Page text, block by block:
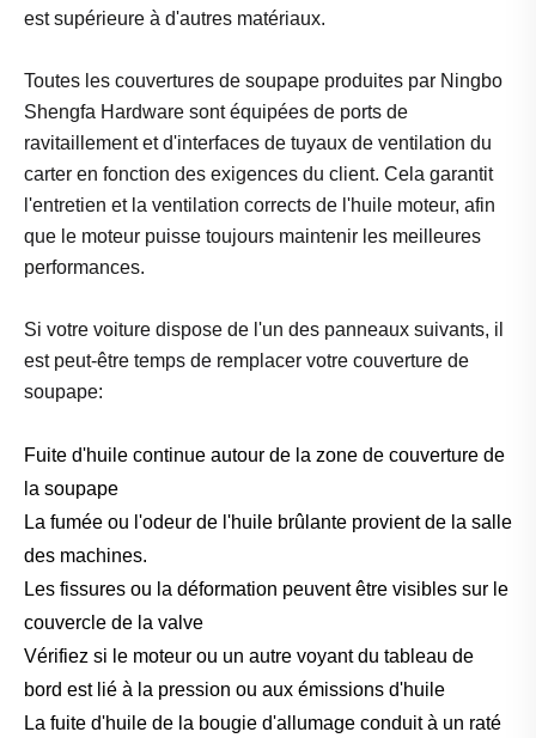
est supérieure à d'autres matériaux.
Toutes les couvertures de soupape produites par Ningbo
Shengfa Hardware sont équipées de ports de
ravitaillement et d'interfaces de tuyaux de ventilation du
carter en fonction des exigences du client. Cela garantit
l'entretien et la ventilation corrects de l'huile moteur, afin
que le moteur puisse toujours maintenir les meilleures
performances.
Si votre voiture dispose de l'un des panneaux suivants, il
est peut-être temps de remplacer votre couverture de
soupape:
Fuite d'huile continue autour de la zone de couverture de
la soupape
La fumée ou l'odeur de l'huile brûlante provient de la salle
des machines.
Les fissures ou la déformation peuvent être visibles sur le
couvercle de la valve
Vérifiez si le moteur ou un autre voyant du tableau de
bord est lié à la pression ou aux émissions d'huile
La fuite d'huile de la bougie d'allumage conduit à un raté